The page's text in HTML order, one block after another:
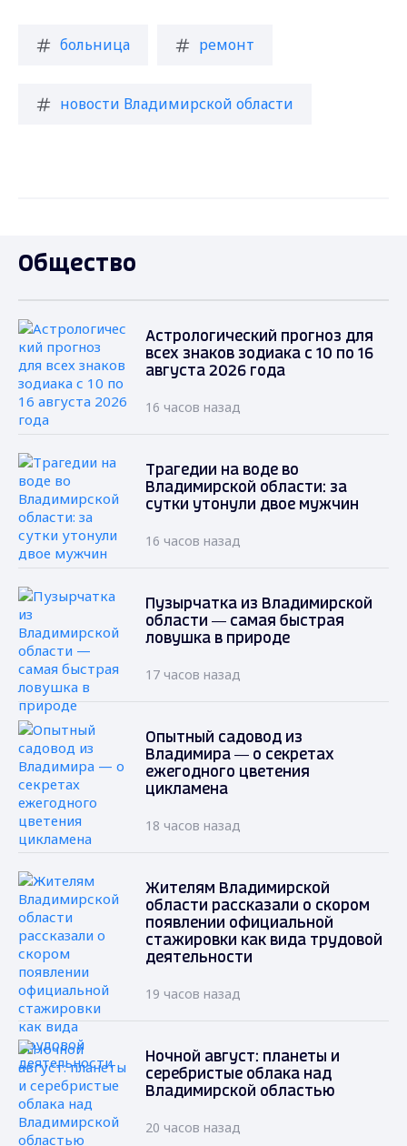
больница ремонт
новости Владимирской области
Общество
Астрологический прогноз для
всех знаков зодиака с 10 по 16
августа 2026 года
16 часов назад
Трагедии на воде во
Владимирской области: за
сутки утонули двое мужчин
16 часов назад
Пузырчатка из Владимирской
области — самая быстрая
ловушка в природе
17 часов назад
Опытный садовод из
Владимира — о секретах
ежегодного цветения
цикламена
18 часов назад
Жителям Владимирской
области рассказали о скором
появлении официальной
стажировки как вида трудовой
деятельности
19 часов назад
Ночной август: планеты и
серебристые облака над
Владимирской областью
20 часов назад